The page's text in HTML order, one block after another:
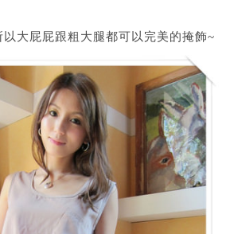
大屁屁跟粗大腿都可以完美的掩飾~